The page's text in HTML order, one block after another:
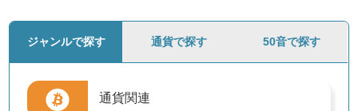
ジャンルで探す 通貨で探す 50音で探す
通貨関連